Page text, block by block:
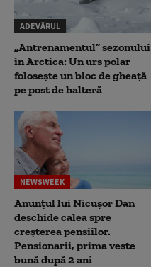
ADEVĂRUL
„Antrenamentul” sezonului
în Arctica: Un urs polar
folosește un bloc de gheață
pe post de halteră
NEWSWEEK
Anunțul lui Nicușor Dan
deschide calea spre
creșterea pensiilor.
Pensionarii, prima veste
bună după 2 ani